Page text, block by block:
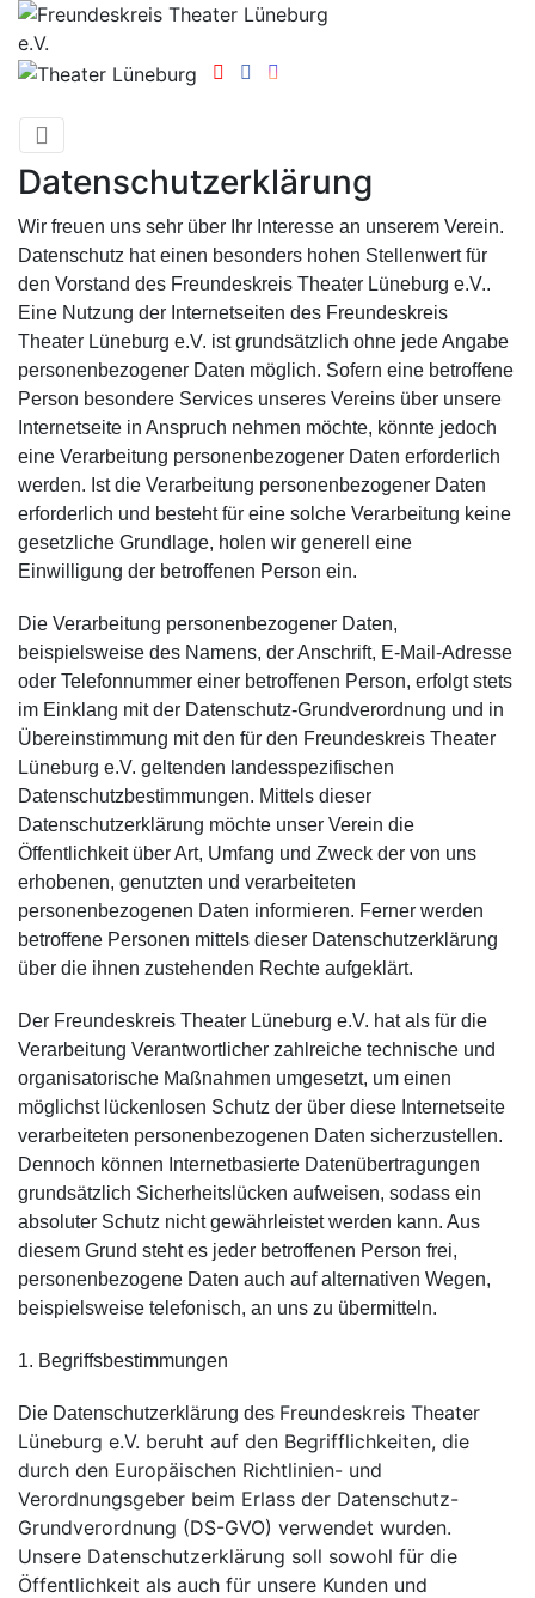
Datenschutzerklärung
Wir freuen uns sehr über Ihr Interesse an unserem Verein.
Datenschutz hat einen besonders hohen Stellenwert für
den Vorstand des Freundeskreis Theater Lüneburg e.V..
Eine Nutzung der Internetseiten des Freundeskreis
Theater Lüneburg e.V. ist grundsätzlich ohne jede Angabe
personenbezogener Daten möglich. Sofern eine betroffene
Person besondere Services unseres Vereins über unsere
Internetseite in Anspruch nehmen möchte, könnte jedoch
eine Verarbeitung personenbezogener Daten erforderlich
werden. Ist die Verarbeitung personenbezogener Daten
erforderlich und besteht für eine solche Verarbeitung keine
gesetzliche Grundlage, holen wir generell eine
Einwilligung der betroffenen Person ein.
Die Verarbeitung personenbezogener Daten,
beispielsweise des Namens, der Anschrift, E-Mail-Adresse
oder Telefonnummer einer betroffenen Person, erfolgt stets
im Einklang mit der Datenschutz-Grundverordnung und in
Übereinstimmung mit den für den Freundeskreis Theater
Lüneburg e.V. geltenden landesspezifischen
Datenschutzbestimmungen. Mittels dieser
Datenschutzerklärung möchte unser Verein die
Öffentlichkeit über Art, Umfang und Zweck der von uns
erhobenen, genutzten und verarbeiteten
personenbezogenen Daten informieren. Ferner werden
betroffene Personen mittels dieser Datenschutzerklärung
über die ihnen zustehenden Rechte aufgeklärt.
Der Freundeskreis Theater Lüneburg e.V. hat als für die
Verarbeitung Verantwortlicher zahlreiche technische und
organisatorische Maßnahmen umgesetzt, um einen
möglichst lückenlosen Schutz der über diese Internetseite
verarbeiteten personenbezogenen Daten sicherzustellen.
Dennoch können Internetbasierte Datenübertragungen
grundsätzlich Sicherheitslücken aufweisen, sodass ein
absoluter Schutz nicht gewährleistet werden kann. Aus
diesem Grund steht es jeder betroffenen Person frei,
personenbezogene Daten auch auf alternativen Wegen,
beispielsweise telefonisch, an uns zu übermitteln.
1. Begriffsbestimmungen
Die Datenschutzerklärung des Freundeskreis Theater
Lüneburg e.V. beruht auf den Begrifflichkeiten, die
durch den Europäischen Richtlinien- und
Verordnungsgeber beim Erlass der Datenschutz-
Grundverordnung (DS-GVO) verwendet wurden.
Unsere Datenschutzerklärung soll sowohl für die
Öffentlichkeit als auch für unsere Kunden und